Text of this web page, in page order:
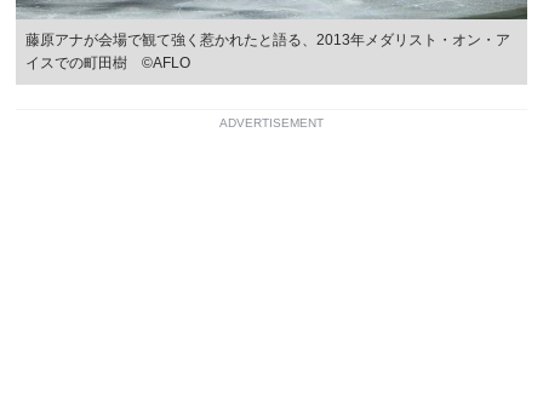
藤原アナが会場で観て強く惹かれたと語る、2013年メダリスト・オン・ア
イスでの町田樹 ©AFLO
ADVERTISEMENT